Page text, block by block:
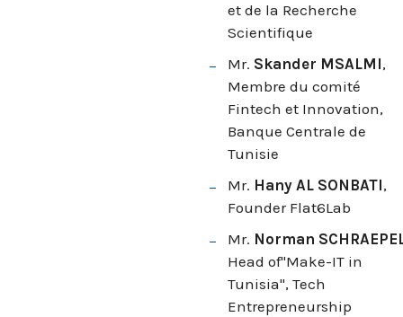
et de la Recherche
Scientifique
Mr. Skander MSALMI,
Membre du comité
Fintech et Innovation,
Banque Centrale de
Tunisie
Mr. Hany AL SONBATI,
Founder Flat6Lab
Mr. Norman
Head of"Make-IT in
Tunisia", Tech
Entrepreneurship